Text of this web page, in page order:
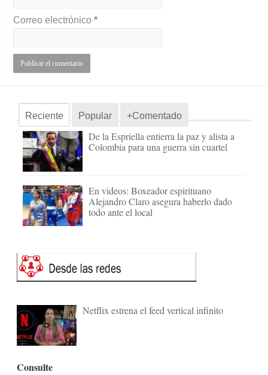
Correo electrónico*
Reciente Popular +Comentado
De la Espriella entierra la paz y alista a
Colombia para una guerra sin cuartel
En videos: Boxeador espirituano
Alejandro Claro asegura haberlo dado
todo ante el local
Netflix estrena el feed vertical infinito
Consulte